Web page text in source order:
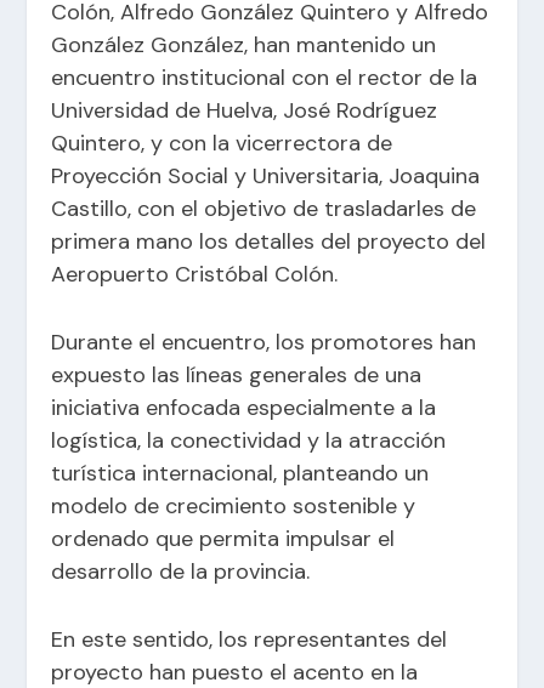
Colón, Alfredo González Quintero y Alfredo
González González, han mantenido un
encuentro institucional con el rector de la
Universidad de Huelva, José Rodríguez
Quintero, y con la vicerrectora de
Proyección Social y Universitaria, Joaquina
Castillo, con el objetivo de trasladarles de
primera mano los detalles del proyecto del
Aeropuerto Cristóbal Colón.
Durante el encuentro, los promotores han
expuesto las líneas generales de una
iniciativa enfocada especialmente a la
logística, la conectividad y la atracción
turística internacional, planteando un
modelo de crecimiento sostenible y
ordenado que permita impulsar el
desarrollo de la provincia.
En este sentido, los representantes del
proyecto han puesto el acento en la